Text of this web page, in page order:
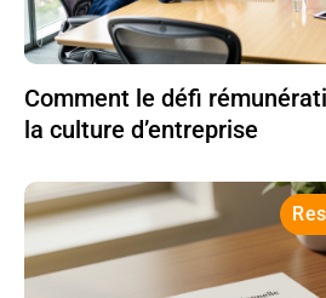
Comment le défi
la culture d’entreprise